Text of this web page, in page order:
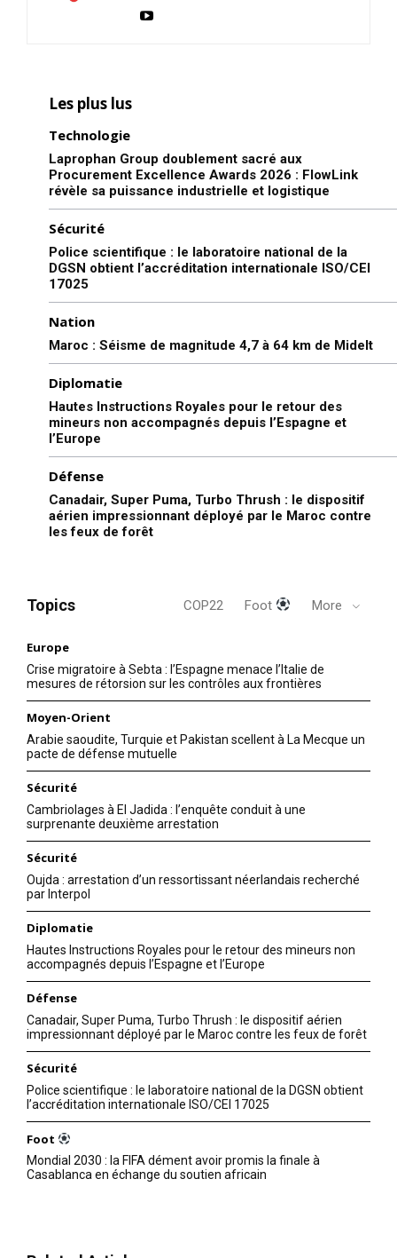
Les plus lus
Technologie
Laprophan Group doublement sacré aux
Procurement Excellence Awards 2026 : FlowLink
révèle sa puissance industrielle et logistique
Sécurité
Police scientifique : le laboratoire national de la
DGSN obtient l’accréditation internationale ISO/CEI
17025
Nation
Maroc : Séisme de magnitude 4,7 à 64 km de Midelt
Diplomatie
Hautes Instructions Royales pour le retour des
mineurs non accompagnés depuis l’Espagne et
l’Europe
Défense
Canadair, Super Puma, Turbo Thrush : le dispositif
aérien impressionnant déployé par le Maroc contre
les feux de forêt
Topics COP22 Foot More
Europe
Crise migratoire à Sebta : l’Espagne menace l’Italie de
mesures de rétorsion sur les contrôles aux frontières
Moyen-Orient
Arabie saoudite, Turquie et Pakistan scellent à La Mecque un
pacte de défense mutuelle
Sécurité
Cambriolages à El Jadida : l’enquête conduit à une
surprenante deuxième arrestation
Sécurité
Oujda : arrestation d’un ressortissant néerlandais recherché
par Interpol
Diplomatie
Hautes Instructions Royales pour le retour des mineurs non
accompagnés depuis l’Espagne et l’Europe
Défense
Canadair, Super Puma, Turbo Thrush : le dispositif aérien
impressionnant déployé par le Maroc contre les feux de forêt
Sécurité
Police scientifique : le laboratoire national de la DGSN obtient
l’accréditation internationale ISO/CEI 17025
Foot
Mondial 2030 : la FIFA dément avoir promis la finale à
Casablanca en échange du soutien africain